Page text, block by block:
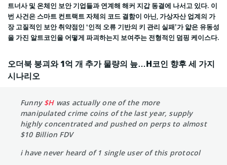
트너사 및 온체인 보안 기업들과 연계해 해커 지갑 동결에 나서고 있다. 이
번 사건은 스마트 컨트랙트 자체의 코드 결함이 아닌, 가상자산 업계의 가
장 고질적인 보안 취약점인 ‘인적 오류 기반의 키 관리 실패’가 얇은 유동성
을 가진 알트코인을 어떻게 파괴하는지 보여주는 전형적인 덤핑 케이스다.
오더북 붕괴와 1억 개 추가 물량의 늪…H코인 향후 세 가지
시나리오
Funny $Hwas actually one of the more
manipulated crime coins of the last year, supply
highly concentrated and pushed on perps to almost
$10 Billion FDV
i have never heard of 1 single user of this protocol